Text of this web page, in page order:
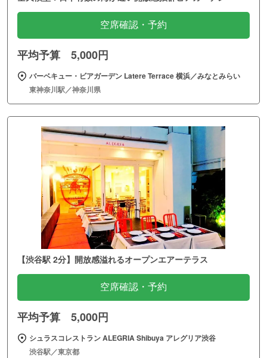
空席確認・予約
平均予算 5,000円
バーベキュー・ビアガーデン Latere Terrace 横浜／みなとみらい
東神奈川駅／神奈川県
【渋谷駅 2分】開放感溢れるオープンエアーテラス
空席確認・予約
平均予算 5,000円
シュラスコレストラン ALEGRIA Shibuya アレグリア渋谷
渋谷駅／東京都